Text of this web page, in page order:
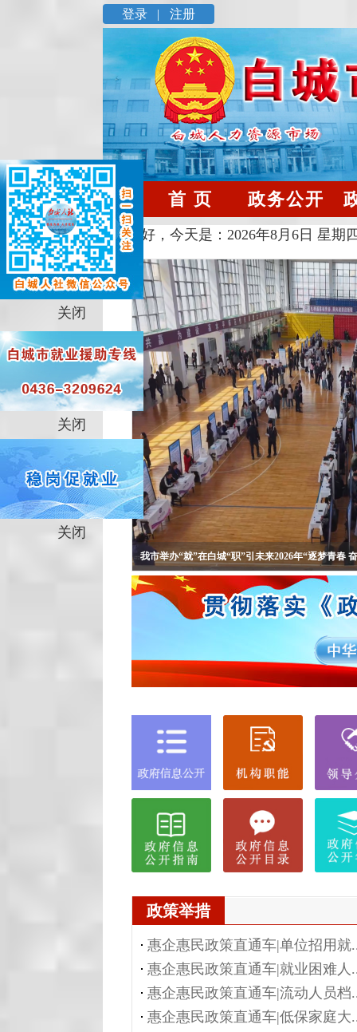
登录 | 注册
首 页 政务公开
关闭
关闭
关闭
您好，今天是： 2026年8月6日 星期
全国优秀共产党员于砚华：用心用力用情 解决群众
“就业红娘”名不虚传——“想找啥活，尽管跟我说”
“就业红娘”牵线忙
我市举办“就”在白城“职”引未来2026年“逐梦青春
“就”在白城 “职”引未来2026年“逐梦青春 奋斗有我
政策举措
惠企惠民政策直通车|单位招用就
惠企惠民政策直通车|就业困难人
惠企惠民政策直通车|流动人员档
惠企惠民政策直通车|低保家庭大